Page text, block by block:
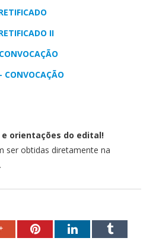
II
CONVOCAÇÃO
orientações do edital!
ser obtidas diretamente na
Google+PinterestLinkedInTumblr